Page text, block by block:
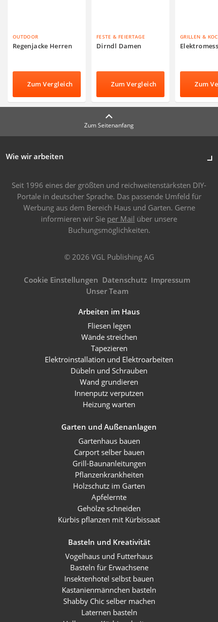
OUTDOOR
Regenjacke Herren
Zum Vergleich
FESTE & FEIERTAGE
Dirndl Damen
Zum Vergleich
GRILLEN &
Zum
Zum Seitenanfang
Wie wir arbeiten
Seit 1996 eines der größten und reichweitenstärksten DIY-
Portale in deutscher Sprache. Das passende Umfeld für
Werbung aus dem Bereich Haus und Garten. Gerne
informieren wir Sie per Mail über unsere
Buchungsmöglichkeiten.
© 2026 VGL Publishing AG
Cookie Einstellungen Datenschutz Impressum
Unser Team
Arbeiten im Haus
Fliesen legen
Wände streichen
Tapezieren
Elektroinstallation und Elektroarbeiten
Dübeln und Schrauben
Wand grundieren
Innenputz verputzen
Heizung warten
Garten und Außenanlagen
Gartenhaus bauen
Carport selber bauen
Grill-Baunanleitungen
Pflanzenkrankheiten
Holzschutz im Garten
Apfelernte
Gehölze schneiden
Kürbis pflanzen mit Kürbissaat
Basteln und Kreativität
Vogelhaus und Futterhaus
Basteln für Erwachsene
Insektenhotel selbst bauen
Kastanienmännchen basteln
Shabby Chic selber machen
Laternen basteln